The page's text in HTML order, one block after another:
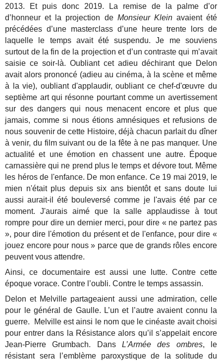
2013. Et puis donc 2019. La remise de la palme d’or
d’honneur et la projection de Monsieur Kleinavaient été
précédées d’une masterclass d’une heure trente lors de
laquelle le temps avait été suspendu. Je me souviens
surtout de la fin de la projection et d’un contraste qui m’avait
saisie ce soir-là. Oubliant cet adieu déchirant que Delon
avait alors prononcé (adieu au cinéma, à la scène et même
à la vie), oubliant d'applaudir, oubliant ce chef-d'œuvre du
septième art qui résonne pourtant comme un avertissement
sur des dangers qui nous menacent encore et plus que
jamais, comme si nous étions amnésiques et refusions de
nous souvenir de cette Histoire, déjà chacun parlait du dîner
à venir, du film suivant ou de la fête à ne pas manquer. Une
actualité et une émotion en chassent une autre. Époque
carnassière qui ne prend plus le temps et dévore tout. Même
les héros de l'enfance. De mon enfance. Ce 19 mai 2019, le
mien n'était plus depuis six ans bientôt et sans doute lui
aussi aurait-il été bouleversé comme je l'avais été par ce
moment. J'aurais aimé que la salle applaudisse à tout
rompre pour dire un dernier merci, pour dire « ne partez pas
», pour dire l'émotion du présent et de l'enfance, pour dire «
jouez encore pour nous » parce que de grands rôles encore
peuvent vous attendre.
Ainsi, ce documentaire est aussi une lutte. Contre cette
époque vorace. Contre l’oubli. Contre le temps assassin.
Delon et Melville partageaient aussi une admiration, celle
pour le général de Gaulle. L’un et l’autre avaient connu la
guerre. Melville est ainsi le nom que le cinéaste avait choisi
pour entrer dans la Résistance alors qu’il s’appelait encore
Jean-Pierre Grumbach. Dans L’Armée des ombres, le
résistant sera l’emblème paroxystique de la solitude du